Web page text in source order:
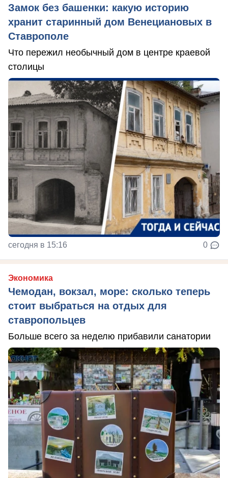
Замок без башенки: какую историю
хранит старинный дом Венециановых в
Ставрополе
Что пережил необычный дом в центре краевой
столицы
сегодня в 15:16 0
Экономика
Чемодан, вокзал, море: сколько теперь
стоит выбраться на отдых для
ставропольцев
Больше всего за неделю прибавили санатории